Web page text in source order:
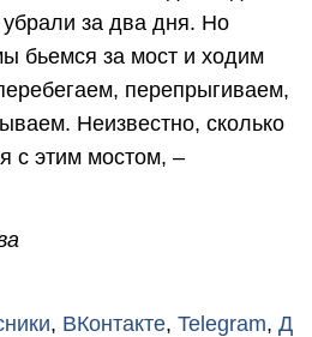
убрали за два дня. Но
бьемся за мост и ходим
перепрыгиваем,
Неизвестно, сколько
с этим мостом, –
, ВКонтакте, Telegram, Д